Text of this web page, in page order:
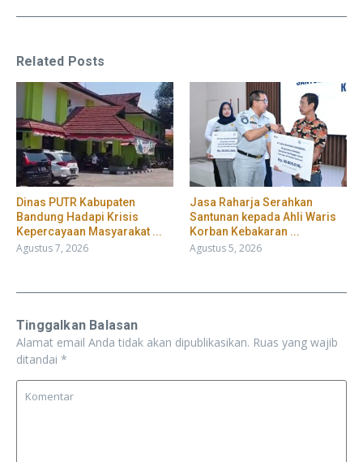
Related Posts
Dinas PUTR Kabupaten
Bandung Hadapi Krisis
Kepercayaan Masyarakat ...
Agustus 7, 2026
Jasa Raharja Serahkan
Santunan kepada Ahli Waris
Korban Kebakaran ...
Agustus 5, 2026
Tinggalkan Balasan
Alamat email Anda tidak akan dipublikasikan. Ruas yang wajib
ditandai *